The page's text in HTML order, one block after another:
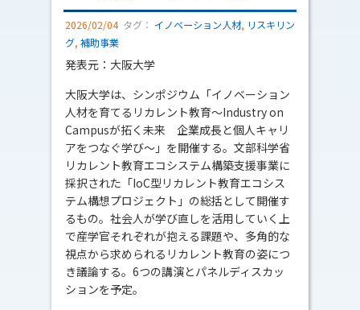
2026/02/04 タグ： イノベーション人材, リスキリン
グ, 補助事業
発表元：大阪大学
大阪大学は、シンポジウム「イノベーション
人材を育てるリカレント教育～Industry on
Campusが拓く未来 企業成長と個人キャリ
アをつなぐ学び～」を開催する。文部科学省
リカレント教育エコシステム構築支援事業に
採択された「IoC型リカレント教育エコシス
テム構想プロジェクト」の総括として開催す
るもの。社会人が学び直しを活用していく上
で産学官それぞれが抱える課題や、多角的な
視点から求められるリカレント教育の姿につ
き議論する。6つの講演とパネルディスカッ
ションを予定。